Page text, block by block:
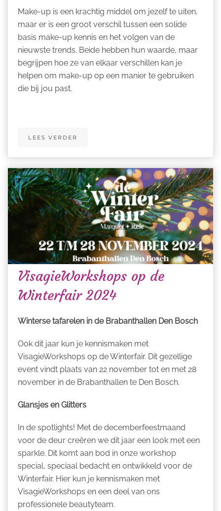
Make-up is een krachtig middel om jezelf te uiten,
maar er is een groot verschil tussen een solide
basis make-up kennis en het volgen van de
nieuwste trends. Beide hebben hun waarde, maar
begrijpen hoe ze van elkaar verschillen kan je
helpen om make-up op een manier te gebruiken
die bij jou past.
LEES VERDER
VisagieWorkshops op de
Winterfair 2024
Winterse tafarelen in de Brabanthallen Den Bosch
Ook dit jaar kun je kennismaken met
VisagieWorkshops op de Winterfair. Dit gezellige
event vindt plaats van 22 november tot en met 28
november in de Brabanthallen te Den Bosch.
Glansjes en Glitters
In de spotlights! Met de decemberfeestmaand
voor de deur creëren we dit jaar een look met een
sparkle. Dit komt aan bod in onze workshop
special, speciaal bedacht en ontwikkeld voor de
Winterfair. Hier kun je kennismaken met
VisagieWorkshops en een deel van ons
professionele beautyteam.